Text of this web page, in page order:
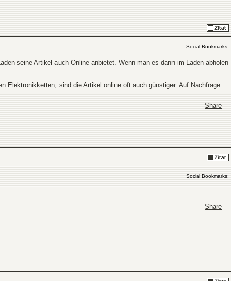
Social Bookmarks:
seine Artikel auch Online anbietet. Wenn man es dann im Laden abholen
Elektronikketten, sind die Artikel online oft auch günstiger. Auf Nachfrage
Share
Social Bookmarks:
Share